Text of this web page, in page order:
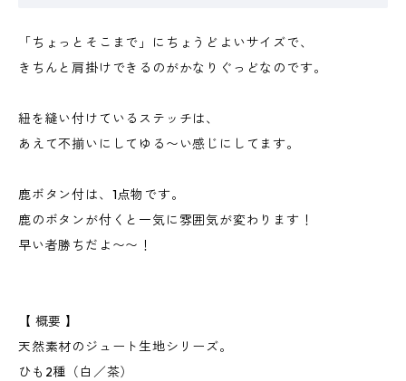
「ちょっとそこまで」にちょうどよいサイズで、
きちんと肩掛けできるのがかなりぐっどなのです。
紐を縫い付けているステッチは、
あえて不揃いにしてゆる〜い感じにしてます。
鹿ボタン付は、1点物です。
鹿のボタンが付くと一気に雰囲気が変わります！
早い者勝ちだよ〜〜！
【 概要 】
天然素材のジュート生地シリーズ。
ひも2種（白／茶）